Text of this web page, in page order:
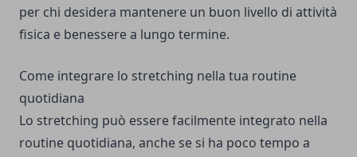
per chi desidera mantenere un buon livello di attività
fisica e benessere a lungo termine.
Come integrare lo stretching nella tua routine
quotidiana
Lo stretching può essere facilmente integrato nella
routine quotidiana, anche se si ha poco tempo a